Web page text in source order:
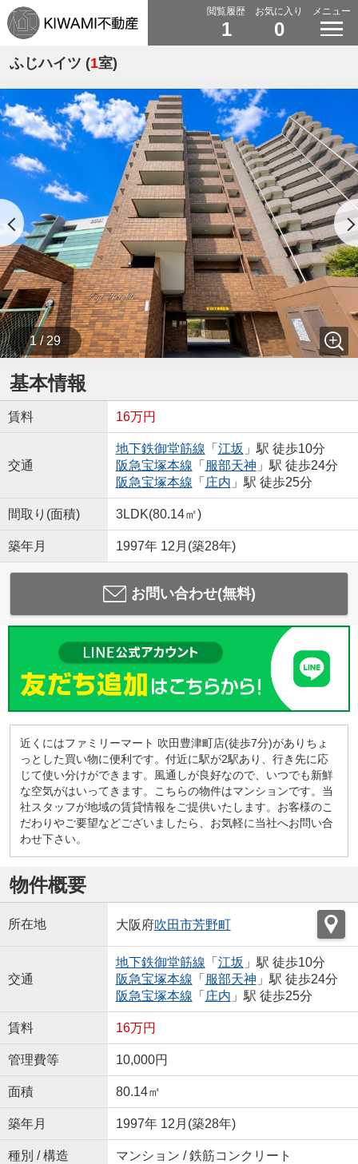
閲覧履歴
1
お気に入り
0
メニュー
ふじハイツ (1室)
1 / 29
基本情報
賃料 16万円
交通
地下鉄御堂筋線 「 江坂 」駅 徒歩10分
阪急宝塚本線 「 服部天神 」駅 徒歩24分
阪急宝塚本線 「 庄内 」駅 徒歩25分
間取り(面積) 3LDK(80.14㎡)
築年月 1997年 12月(築28年)
お問い合わせ(無料)
近くにはファミリーマート 吹田豊津町店(徒歩7分)がありちょ
っとした買い物に便利です。付近に駅が2駅あり、行き先に応
じて使い分けができます。風通しが良好なので、いつでも新鮮
な空気がはいってきます。こちらの物件はマンションです。当
社スタッフが地域の賃貸情報をご提供いたします。お客様のこ
だわりやご要望などございましたら、お気軽に当社へお問い合
わせ下さい。
物件概要
所在地 大阪府吹田市芳野町
交通
地下鉄御堂筋線 「 江坂 」駅 徒歩10分
阪急宝塚本線 「 服部天神 」駅 徒歩24分
阪急宝塚本線 「 庄内 」駅 徒歩25分
賃料 16万円
管理費等 10,000円
面積 80.14㎡
築年月 1997年 12月(築28年)
種別 / 構造 マンション / 鉄筋コンクリート